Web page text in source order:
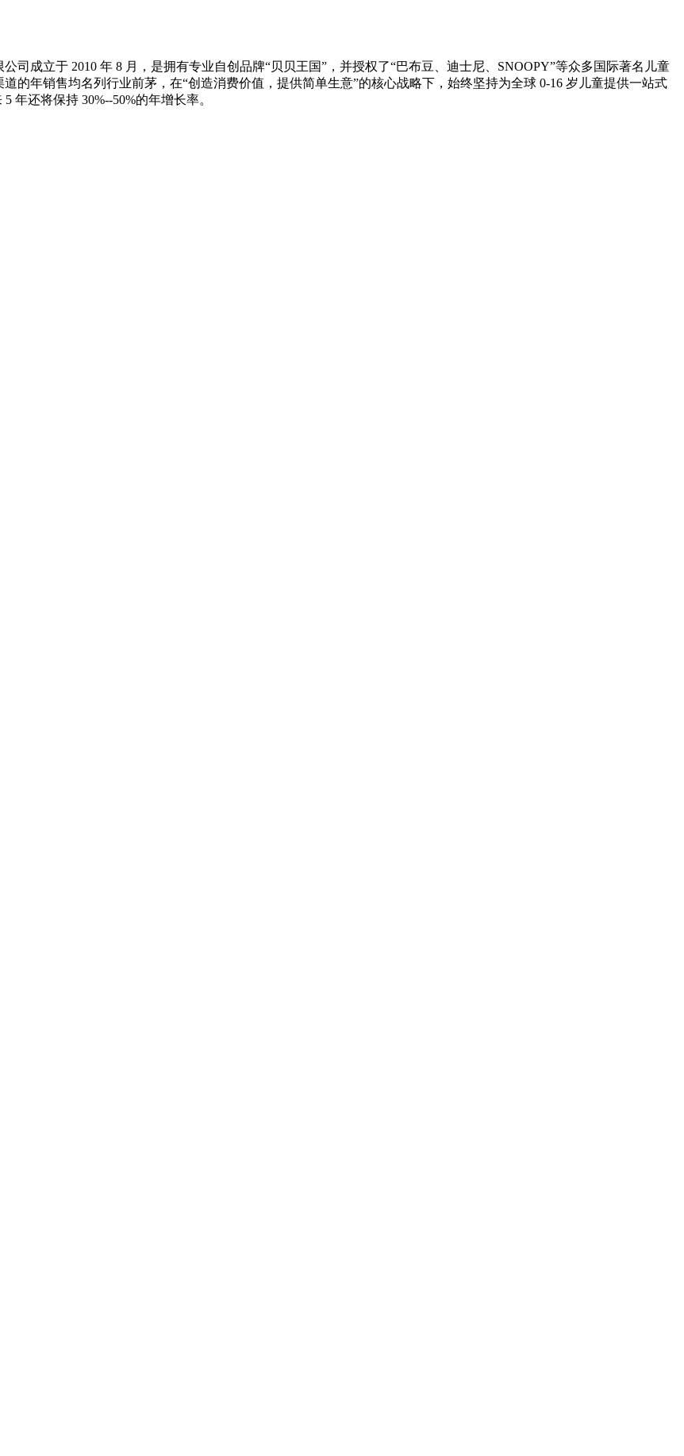
成立于 2010 年 8 月，是拥有专业自创品牌“贝贝王国”，并授权了“巴布豆、迪士尼、SNOOPY”等众多国际著名儿童
的年销售均名列行业前茅，在“创造消费价值，提供简单生意”的核心战略下，始终坚持为全球 0-16 岁儿童提供一站式
年还将保持 30%--50%的年增长率。